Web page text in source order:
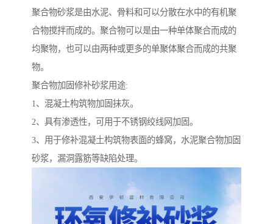
聚合物砂浆是由水泥、骨料和可以分散在水中的有机聚
合物搅拌而成的。聚合物可以是由一种单体聚合而成的
均聚物，也可以由两种或更多的单聚体聚合而成的共聚
物。
聚合物加固修补砂浆用途:
1、混凝土构筑物加固抹灰。
2、具有渗透性，可用于不锈钢绞线网加固。
3、用于修补混凝土构筑物表面的蜂窝，水泥聚合物加固
砂浆，漏洞露筋等缺陷处理。